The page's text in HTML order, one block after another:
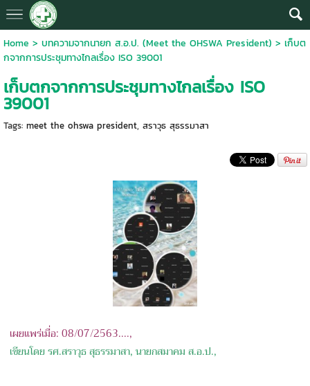
Home > บทความจากนายก ส.อ.ป. (Meet the OHSWA President) > เก็บต
กจากการประชุมทางไกลเรื่อง ISO 39001
เก็บตกจากการประชุมทางไกลเรื่อง ISO
39001
Tags: meet the ohswa president, สราวุธ สุธรรมาสา
เผยแพร่เมื่อ: 08/07/2563....,
เขียนโดย รศ.สราวุธ สุธรรมาสา, นายกสมาคม ส.อ.ป.,